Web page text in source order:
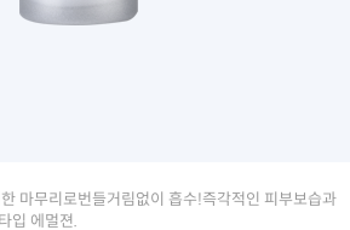
마무리로번들거림없이 흡수!즉각적인 피부보습과
입 에멀젼.